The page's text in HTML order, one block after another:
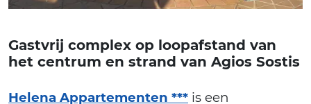
Gastvrij complex op loopafstand van
het centrum en strand van Agios Sostis
Helena Appartementen *** is een